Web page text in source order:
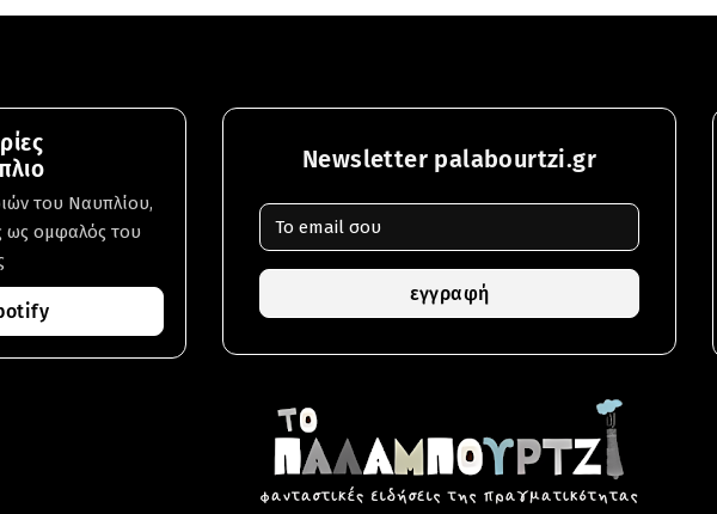
του Ναυπλίου,
ως ομφαλός του
Newsletter palabourtzi.gr
εγγραφή